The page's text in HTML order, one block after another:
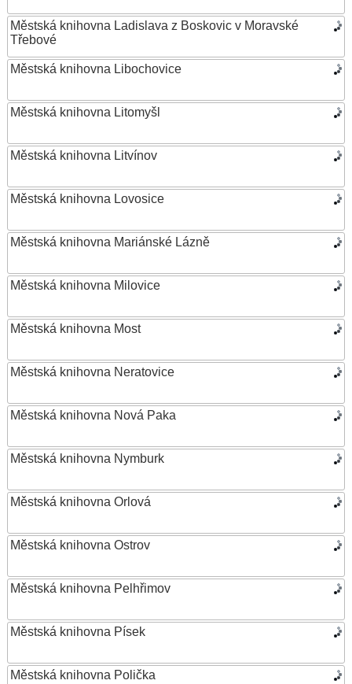
Městská knihovna Ladislava z Boskovic v Moravské
Třebové
Městská knihovna Libochovice
Městská knihovna Litomyšl
Městská knihovna Litvínov
Městská knihovna Lovosice
Městská knihovna Mariánské Lázně
Městská knihovna Milovice
Městská knihovna Most
Městská knihovna Neratovice
Městská knihovna Nová Paka
Městská knihovna Nymburk
Městská knihovna Orlová
Městská knihovna Ostrov
Městská knihovna Pelhřimov
Městská knihovna Písek
Městská knihovna Polička